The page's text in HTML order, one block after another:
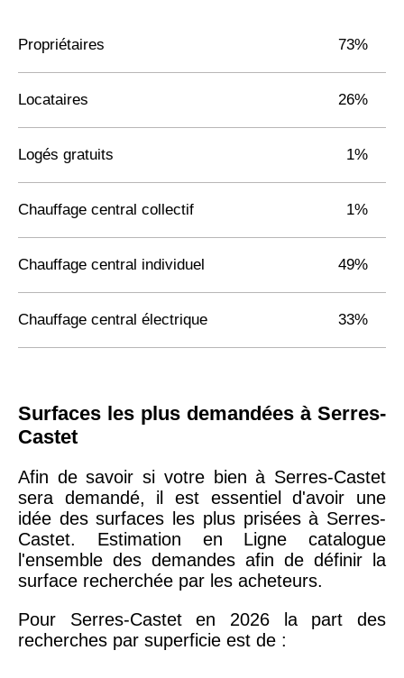
Propriétaires 73%
Locataires 26%
Logés gratuits 1%
Chauffage central collectif 1%
Chauffage central individuel 49%
Chauffage central électrique 33%
Surfaces les plus demandées à Serres-
Castet
Afin de savoir si votre bien à Serres-Castet
sera demandé, il est essentiel d'avoir une
idée des surfaces les plus prisées à Serres-
Castet. Estimation en Ligne catalogue
l'ensemble des demandes afin de définir la
surface recherchée par les acheteurs.
Pour Serres-Castet en 2026 la part des
recherches par superficie est de :